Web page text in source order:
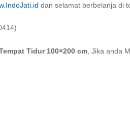
dan selamat berbelanja di
Tidur 100×200 cm , Jika anda